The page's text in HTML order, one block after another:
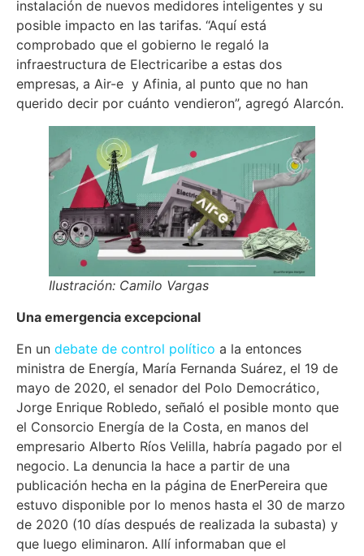
instalación de nuevos medidores inteligentes y su
posible impacto en las tarifas. “Aquí está
comprobado que el gobierno le regaló la
infraestructura de Electricaribe a estas dos
empresas, a Air-e y Afinia, al punto que no han
querido decir por cuánto vendieron”, agregó Alarcón.
Ilustración: Camilo Vargas
Una emergencia excepcional
En un debate de control político a la entonces
ministra de Energía, María Fernanda Suárez, el 19 de
mayo de 2020, el senador del Polo Democrático,
Jorge Enrique Robledo, señaló el posible monto que
el Consorcio Energía de la Costa, en manos del
empresario Alberto Ríos Velilla, habría pagado por el
negocio. La denuncia la hace a partir de una
publicación hecha en la página de EnerPereira que
estuvo disponible por lo menos hasta el 30 de marzo
de 2020 (10 días después de realizada la subasta) y
que luego eliminaron. Allí informaban que el